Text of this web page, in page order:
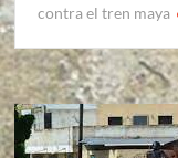
contra el tren maya